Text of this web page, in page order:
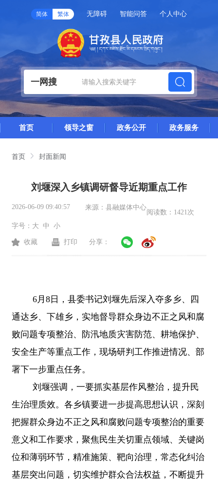
简体 繁体 无障碍 智能问答 个人中心
一网搜
首页 领导之窗 政务公开 政务服务
首页 封面新闻
刘堰深入乡镇调研督导近期重点工作
2026-06-09 09:40:57 来源： 县融媒体中心
阅读数： 1421次
字号： 大 中 小
收藏 打印 分享：
6月8日，县委书记刘堰先后深入夺多乡、四
通达乡、下雄乡，实地督导群众身边不正之风和腐
败问题专项整治、防汛地质灾害防范、耕地保护、
安全生产等重点工作，现场研判工作推进情况、部
署下一步重点任务。
刘堰强调，一要抓实基层作风整治，提升民
生治理质效。各乡镇要进一步提高思想认识，深刻
把握群众身边不正之风和腐败问题专项整治的重要
意义和工作要求，聚焦民生关切重点领域、关键岗
位和薄弱环节，精准施策、靶向治理，常态化纠治
基层突出问题，切实维护群众合法权益，不断提升